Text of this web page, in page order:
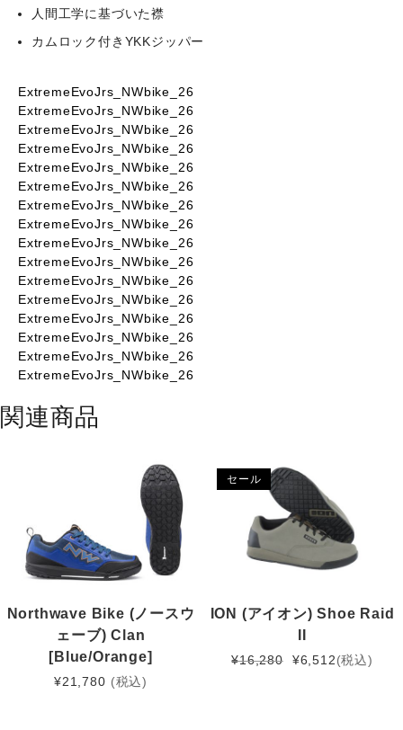
2026
個
人間工学に基づいた襟
カムロック付きYKKジッパー
ExtremeEvoJrs_NWbike_26
ExtremeEvoJrs_NWbike_26
ExtremeEvoJrs_NWbike_26
ExtremeEvoJrs_NWbike_26
ExtremeEvoJrs_NWbike_26
ExtremeEvoJrs_NWbike_26
ExtremeEvoJrs_NWbike_26
ExtremeEvoJrs_NWbike_26
ExtremeEvoJrs_NWbike_26
ExtremeEvoJrs_NWbike_26
ExtremeEvoJrs_NWbike_26
ExtremeEvoJrs_NWbike_26
ExtremeEvoJrs_NWbike_26
ExtremeEvoJrs_NWbike_26
ExtremeEvoJrs_NWbike_26
ExtremeEvoJrs_NWbike_26
関連商品
Northwave Bike (ノースウ
ェーブ) Clan
[Blue/Orange]
¥21,780 (税込)
セール
ION (アイオン) Shoe Raid
¥16,280
元
¥6,512
現
(税込)